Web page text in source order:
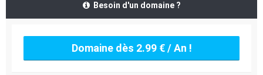
Besoin d'un domaine ?
Domaine dès 2.99 € / An !